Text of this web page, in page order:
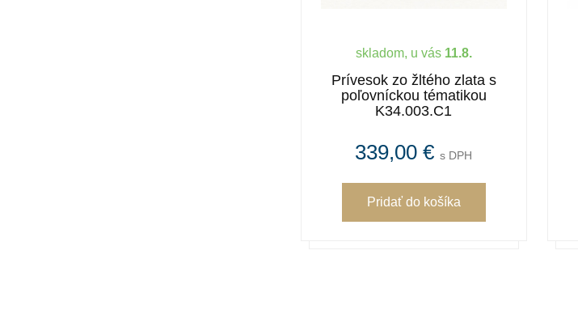
skladom, u vás 11.8.
Prívesok zo žltého zlata s
poľovníckou tématikou
K34.003.C1
339,00 €s DPH
Pridaťdo košíka